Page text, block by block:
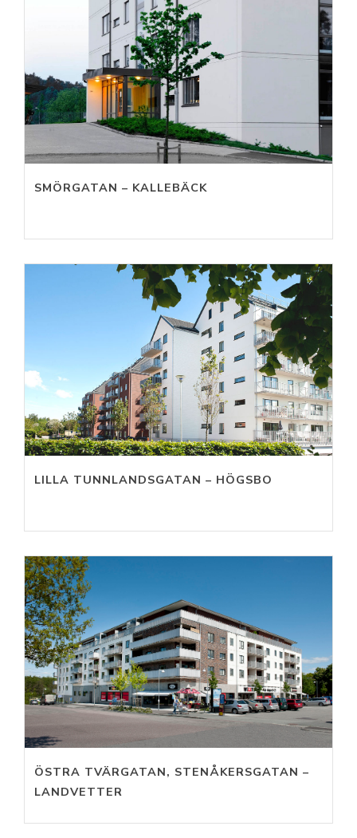
SMÖRGATAN – KALLEBÄCK
LILLA TUNNLANDSGATAN – HÖGSBO
ÖSTRA TVÄRGATAN, STENÅKERSGATAN –
LANDVETTER